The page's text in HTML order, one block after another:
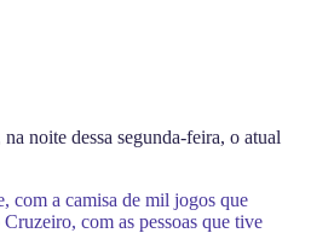
noite dessa segunda-feira, o atual
com a camisa de mil jogos que
com as pessoas que tive